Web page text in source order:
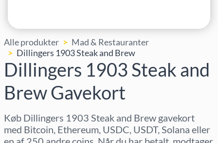
Alle produkter
Mad & Restauranter
Dillingers 1903 Steak and Brew
Dillingers 1903 Steak and
Brew Gavekort
Køb Dillingers 1903 Steak and Brew gavekort
med Bitcoin, Ethereum, USDC, USDT, Solana eller